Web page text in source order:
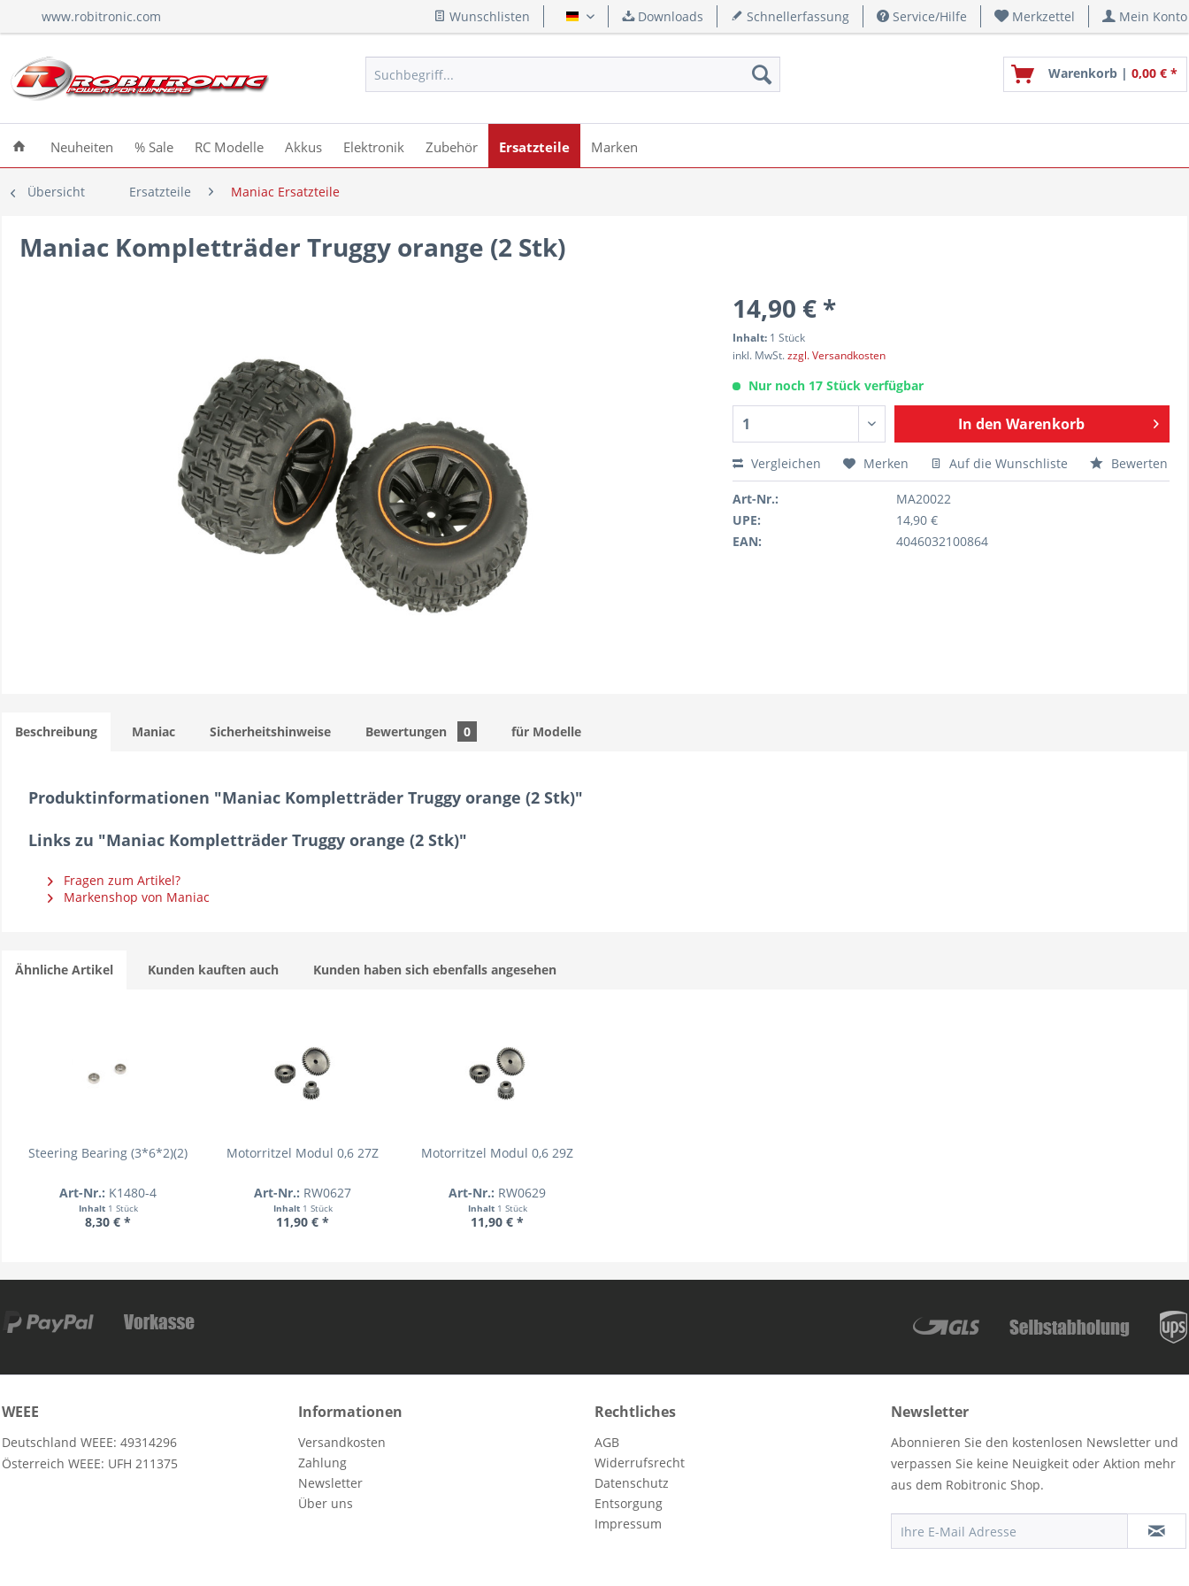
www.robitronic.com Wunschlisten Deutsch Downloads Schnellerfassung Service/Hilfe Merkzettel Mein Konto
Warenkorb | 0,00 € *
Neuheiten % Sale RC Modelle Akkus Elektronik Zubehör Ersatzteile Marken
Übersicht Ersatzteile Maniac Ersatzteile
Maniac Kompletträder Truggy orange (2 Stk)
14,90 € *
Inhalt: 1 Stück
inkl. MwSt.zzgl. Versandkosten
Nur noch 17 Stück verfügbar
In den Warenkorb
Vergleichen Merken Auf die Wunschliste Bewerten
Art-Nr.:
MA20022
UPE:
14,90 €
EAN:
4046032100864
Beschreibung Maniac Sicherheitshinweise Bewertungen 0 für Modelle
Produktinformationen "Maniac Kompletträder Truggy orange (2 Stk)"
Links zu "Maniac Kompletträder Truggy orange (2 Stk)"
Fragen zum Artikel?
Markenshop von Maniac
Ähnliche Artikel Kunden kauften auch Kunden haben sich ebenfalls angesehen
Steering Bearing (3*6*2)(2)
Art-Nr.: K1480-4
Inhalt 1 Stück
8,30 € *
Motorritzel Modul 0,6 27Z
Art-Nr.: RW0627
Inhalt 1 Stück
11,90 € *
Motorritzel Modul 0,6 29Z
Art-Nr.: RW0629
Inhalt 1 Stück
11,90 € *
WEEE
Deutschland WEEE: 49314296
Österreich WEEE: UFH 211375
Informationen
Versandkosten
Zahlung
Newsletter
Über uns
Rechtliches
AGB
Widerrufsrecht
Datenschutz
Entsorgung
Impressum
Newsletter
Abonnieren Sie den kostenlosen Newsletter und
verpassen Sie keine Neuigkeit oder Aktion mehr
aus dem Robitronic Shop.